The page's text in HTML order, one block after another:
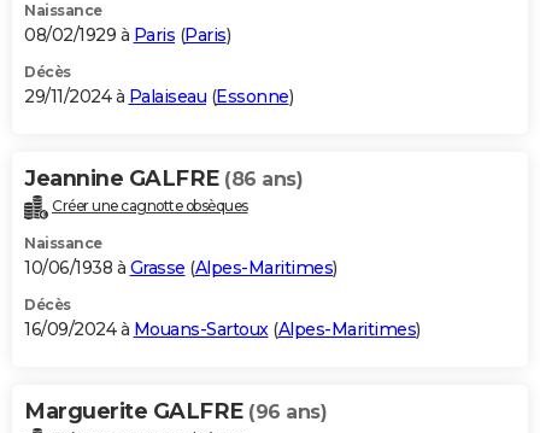
Naissance
08/02/1929 à Paris (Paris)
Décès
29/11/2024 à Palaiseau (Essonne)
Jeannine GALFRE (86 ans)
Créer une cagnotte obsèques
Naissance
10/06/1938 à Grasse (Alpes-Maritimes)
Décès
16/09/2024 à Mouans-Sartoux(Alpes-Maritimes)
Marguerite GALFRE (96 ans)